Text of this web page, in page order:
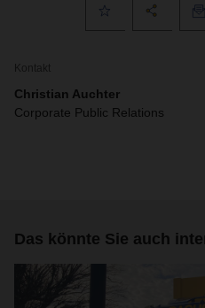
Kontakt
Christian Auchter
Corporate Public Relations
Das könnte Sie auch